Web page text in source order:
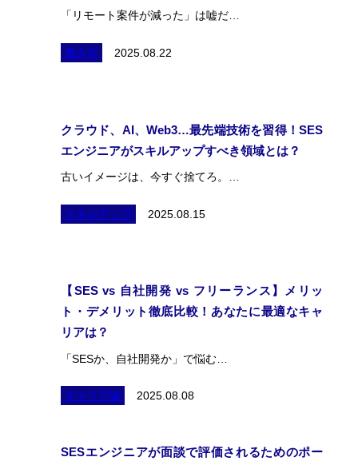
会社案内
採用情報
ブログ
「リモート案件が減った」は嘘だ…
働き方 2025.08.22
クラウド、AI、Web3…最先端技術を習得！SES
エンジニアがスキルアップすべき領域とは？
古いイメージは、今すぐ捨てろ。…
スキルアップ 2025.08.15
【SES vs 自社開発 vs フリーランス】メリッ
ト・デメリット徹底比較！あなたに最適なキャ
リアは？
「SESか、自社開発か」で悩む…
キャリア論 2025.08.08
SESエンジニアが面談で評価されるためのポー